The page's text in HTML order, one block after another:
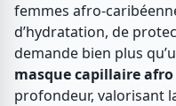
femmes afro-
d’hydratation, de
demande bien plus
masque capillaire afro
profondeur, valorisant